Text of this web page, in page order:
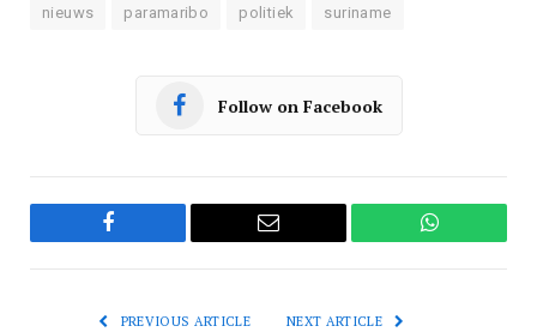
nieuws paramaribo politiek suriname
Follow on Facebook
Facebook Email WhatsApp
PREVIOUS ARTICLE NEXT ARTICLE